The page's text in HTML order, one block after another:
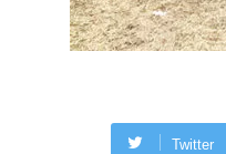
Twitter